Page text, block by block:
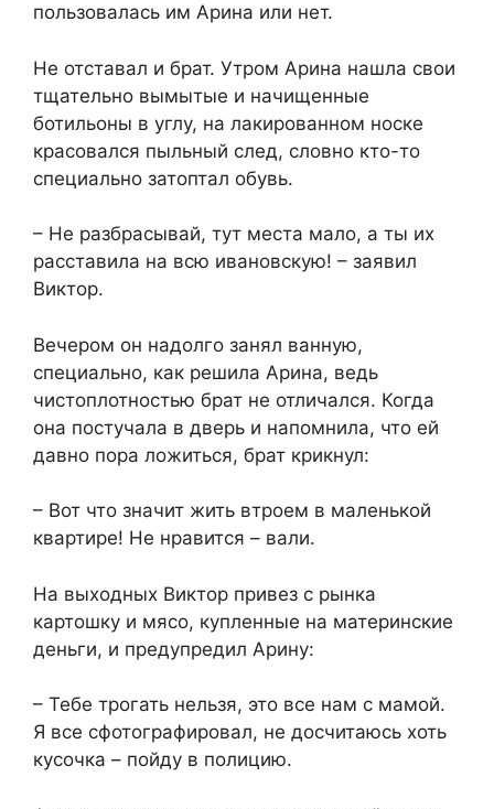
пользовалась им Арина или нет.
Не отставал и брат. Утром Арина нашла свои
тщательно вымытые и начищенные
ботильоны в углу, на лакированном носке
красовался пыльный след, словно кто-то
специально затоптал обувь.
– Не разбрасывай, тут места мало, а ты их
расставила на всю ивановскую! – заявил
Виктор.
Вечером он надолго занял ванную,
специально, как решила Арина, ведь
чистоплотностью брат не отличался. Когда
она постучала в дверь и напомнила, что ей
давно пора ложиться, брат крикнул:
– Вот что значит жить втроем в маленькой
квартире! Не нравится – вали.
На выходных Виктор привез с рынка
картошку и мясо, купленные на материнские
деньги, и предупредил Арину:
– Тебе трогать нельзя, это все нам с мамой.
Я все сфотографировал, не досчитаюсь хоть
кусочка – пойду в полицию.